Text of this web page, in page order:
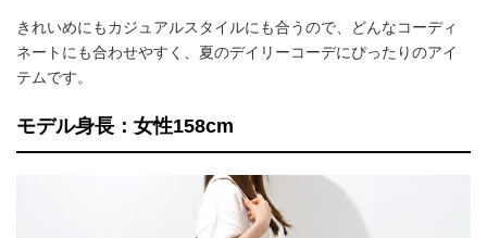
きれいめにもカジュアルスタイルにも合うので、どんなコーディ
ネートにも合わせやすく、夏のデイリーコーデにぴったりのアイ
テムです。
モデル身長：女性158cm